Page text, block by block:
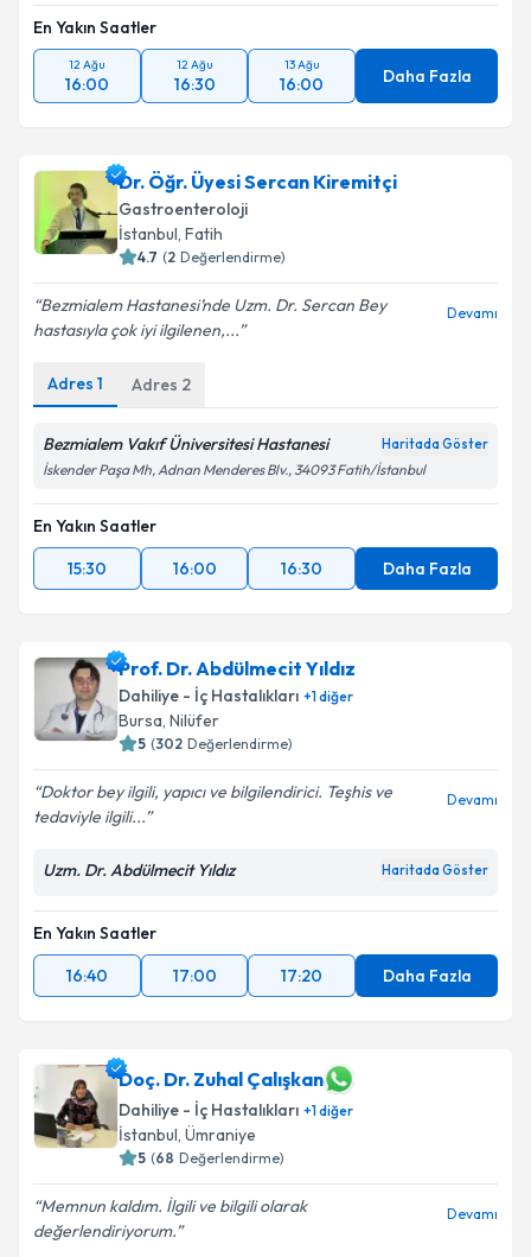
En Yakın Saatler
12 Ağu
16:00
12 Ağu
16:30
13 Ağu
16:00 Daha Fazla
Dr. Öğr. Üyesi Sercan Kiremitçi
Gastroenteroloji
İstanbul, Fatih
4.7 (2 Değerlendirme)
Bezmialem Hastanesi’nde Uzm. Dr. Sercan Bey
hastasıyla çok iyi ilgilenen,...
Devamı
Adres 1 Adres 2
Bezmialem Vakıf Üniversitesi Hastanesi Haritada Göster
İskender Paşa Mh, Adnan Menderes Blv., 34093 Fatih/İstanbul
En Yakın Saatler
15:30
16:00 16:30 Daha Fazla
Prof. Dr. Abdülmecit Yıldız
Dahiliye - İç Hastalıkları +1diğer
Bursa, Nilüfer
5 (302 Değerlendirme)
Doktor bey ilgili, yapıcı ve bilgilendirici. Teşhis ve
tedaviyle ilgili...
Devamı
Uzm. Dr. Abdülmecit Yıldız Haritada Göster
En Yakın Saatler
16:40
17:00 17:20 Daha Fazla
Doç. Dr. Zuhal Çalışkan
Dahiliye - İç Hastalıkları +1diğer
İstanbul, Ümraniye
5 (68 Değerlendirme)
Memnun kaldım. İlgili ve bilgili olarak
değerlendiriyorum.
Devamı